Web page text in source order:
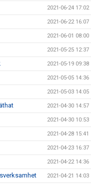
2021-06-24 17:02
2021-06-22 16:07
2021-06-01 08:00
2021-05-25 12:37
2021-05-19 09:38
2021-05-05 14:36
2021-05-03 14:05
2021-04-30 14:57
2021-04-30 10:53
2021-04-28 15:41
2021-04-23 16:37
2021-04-22 14:36
2021-04-21 14:03